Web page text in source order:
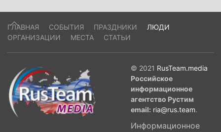
ГЛАВНАЯ СОБЫТИЯ ПРАЗДНИКИ
ЛЮДИ
ОРГАНИЗАЦИИ
МЕСТА СТАТЬИ
© 2021 RusTeam.media
Российское
информационное
агентство Рустим
email: ria@rus.team.
Информационное